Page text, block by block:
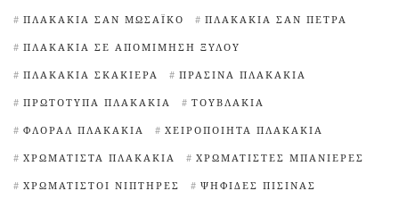
ΠΛΑΚΆΚΙΑ ΣΑΝ ΜΩΣΑΪΚΌ ΠΛΑΚΆΚΙΑ ΣΑΝ ΠΈΤΡΑ
ΠΛΑΚΆΚΙΑ ΣΕ ΑΠΟΜΊΜΗΣΗ ΞΎΛΟΥ
ΠΛΑΚΆΚΙΑ ΣΚΑΚΙΈΡΑ ΠΡΆΣΙΝΑ ΠΛΑΚΆΚΙΑ
ΠΡΩΤΌΤΥΠΑ ΠΛΑΚΆΚΙΑ ΤΟΥΒΛΆΚΙΑ
ΦΛΟΡΆΛ ΠΛΑΚΆΚΙΑ ΧΕΙΡΟΠΟΊΗΤΑ ΠΛΑΚΆΚΙΑ
ΧΡΩΜΑΤΙΣΤΆ ΠΛΑΚΆΚΙΑ ΧΡΩΜΑΤΙΣΤΈΣ ΜΠΑΝΙΈΡΕΣ
ΧΡΩΜΑΤΙΣΤΟΊ ΝΙΠΤΉΡΕΣ ΨΗΦΊΔΕΣ ΠΙΣΊΝΑΣ